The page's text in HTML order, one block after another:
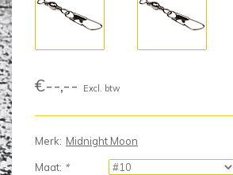
€--,-- Excl. btw
Merk: Midnight Moon
Maat: *